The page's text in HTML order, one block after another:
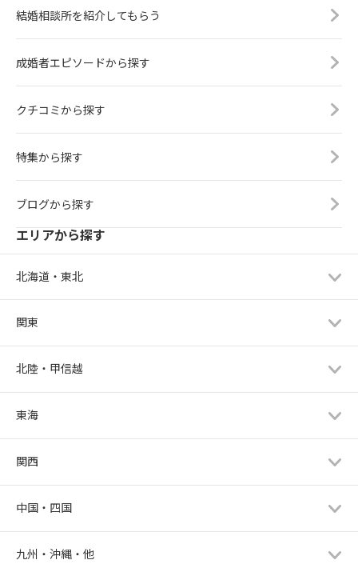
結婚相談所を紹介してもらう
成婚者エピソードから探す
クチコミから探す
特集から探す
ブログから探す
エリアから探す
北海道・東北
関東
北陸・甲信越
東海
関西
中国・四国
九州・沖縄・他